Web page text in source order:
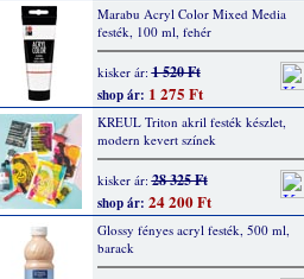
Marabu Acryl Color Mixed Media
festék, 100 ml, fehér
kisker ár:1 520 Ft
shop ár: 1 275 Ft
KREUL Triton akril festék készlet,
modern kevert színek
kisker ár:28 325 Ft
shop ár: 24 200 Ft
Glossy fényes acryl festék, 500 ml,
barack